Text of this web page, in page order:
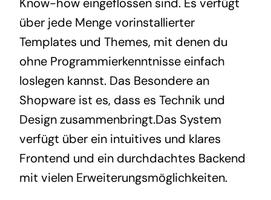
über jede Menge vorinstallierter
Templates und Themes, mit denen du
ohne Programmierkenntnisse einfach
loslegen kannst. Das Besondere an
Shopware ist es, dass es Technik und
Design zusammenbringt.Das System
verfügt über ein intuitives und klares
Frontend und ein durchdachtes Backend
mit vielen Erweiterungsmöglichkeiten.